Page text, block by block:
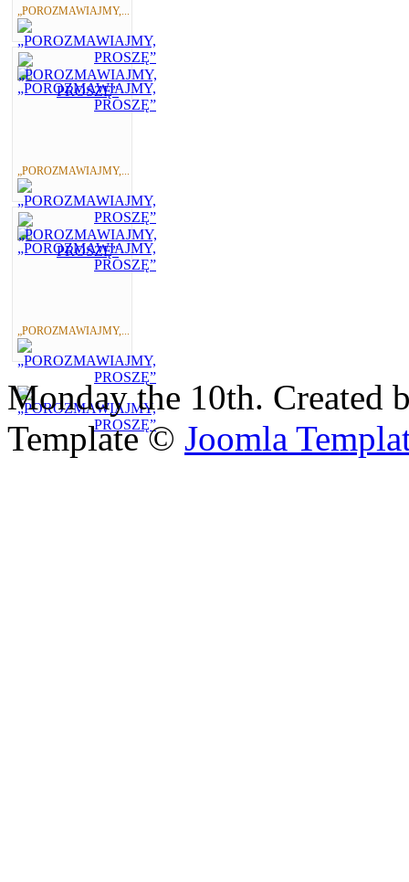
„POROZMAWIAJMY,...
„POROZMAWIAJMY,...
„POROZMAWIAJMY,...
Monday the 10th. Created
Template © Joomla